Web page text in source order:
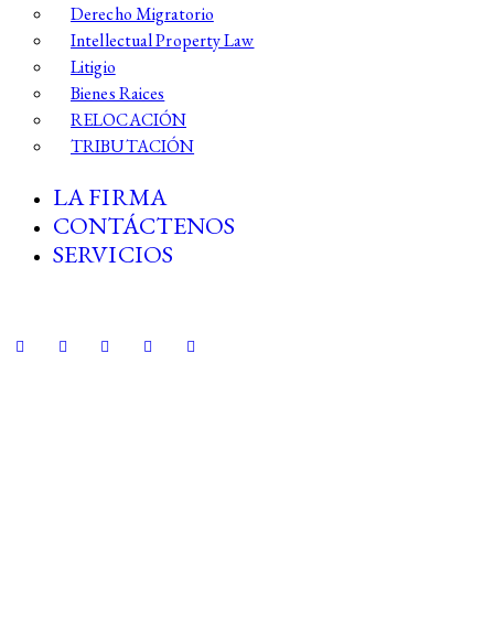
Derecho Migratorio
Intellectual Property Law
Litigio
Bienes Raices
RELOCACIÓN
TRIBUTACIÓN
LA FIRMA
CONTÁCTENOS
SERVICIOS